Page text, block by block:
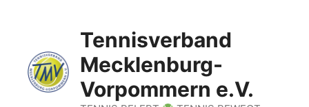
Tennisverband
Mecklenburg-
Vorpommern e.V.